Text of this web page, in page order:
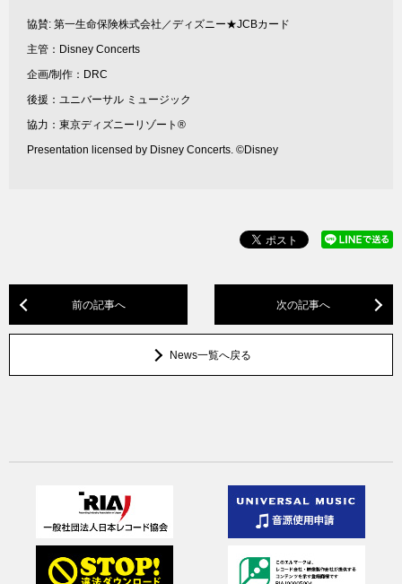
協賛: 第一生命保険株式会社／ディズニー★JCBカード
主管：Disney Concerts
企画/制作：DRC
後援：ユニバーサル ミュージック
協力：東京ディズニーリゾート®
Presentation licensed by Disney Concerts. ©Disney
前の記事へ 次の記事へ
News一覧へ戻る